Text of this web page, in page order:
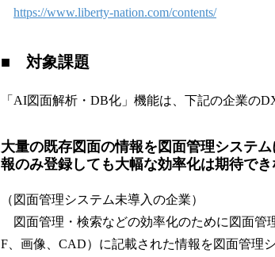
https://www.liberty-nation.com/contents/
■ 対象課題
「AI図面解析・DB化」機能は、下記の企業の
大量の既存図面の情報を図面管理システ
報のみ登録しても大幅な効率化は期待でき
（図面管理システム未導入の企業）
図面管理・検索などの効率化のために図面管
F、画像、CAD）に記載された情報を図面管理